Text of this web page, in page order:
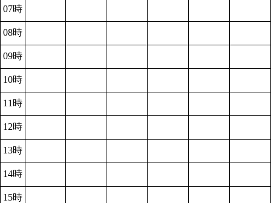
07時
08時
09時
10時
11時
12時
13時
14時
15時